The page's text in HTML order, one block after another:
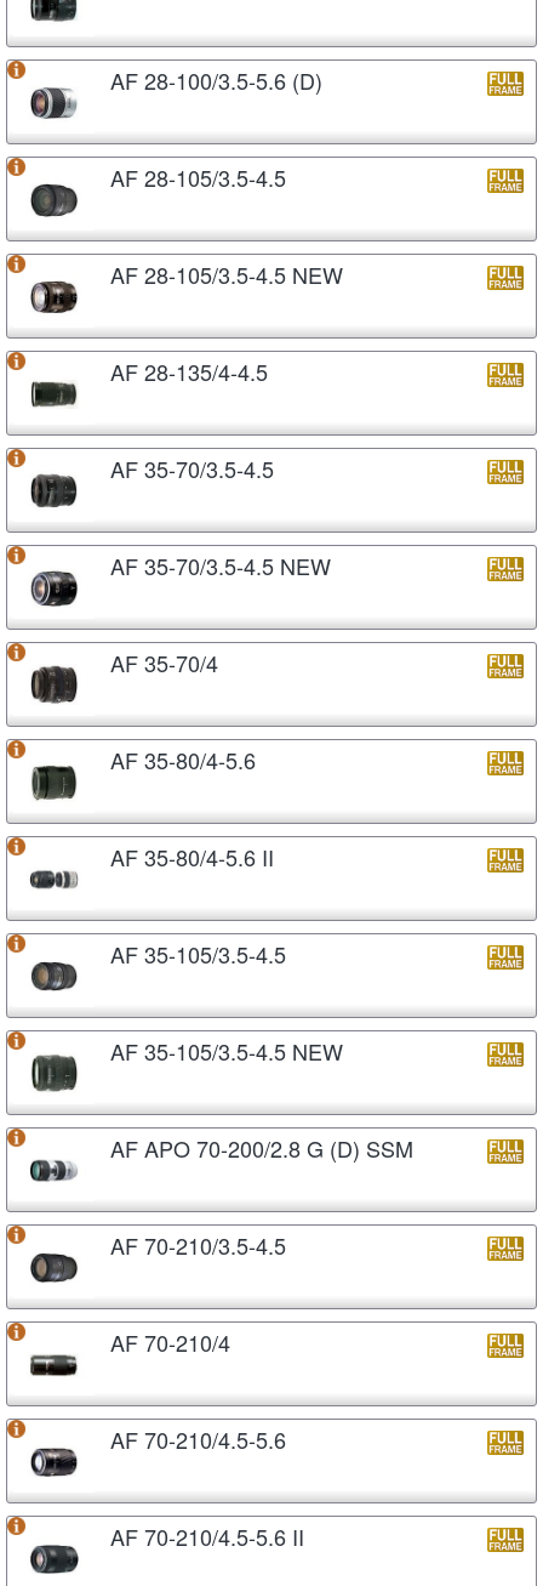
AF 28-100/3.5-5.6 (D)
AF 28-105/3.5-4.5
AF 28-105/3.5-4.5 NEW
AF 28-135/4-4.5
AF 35-70/3.5-4.5
AF 35-70/3.5-4.5 NEW
AF 35-70/4
AF 35-80/4-5.6
AF 35-80/4-5.6 II
AF 35-105/3.5-4.5
AF 35-105/3.5-4.5 NEW
AF APO 70-200/2.8 G (D) SSM
AF 70-210/3.5-4.5
AF 70-210/4
AF 70-210/4.5-5.6
AF 70-210/4.5-5.6 II